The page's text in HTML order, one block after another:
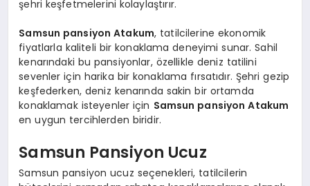
şehri keşfetmelerini kolaylaştırır.
Samsun pansiyon Atakum, tatilcilerine ekonomik
fiyatlarla kaliteli bir konaklama deneyimi sunar. Sahil
kenarındaki bu pansiyonlar, özellikle deniz tatilini
sevenler için harika bir konaklama fırsatıdır. Şehri gezip
keşfederken, deniz kenarında sakin bir ortamda
konaklamak isteyenler için Samsun pansiyon Atakum
en uygun tercihlerden biridir.
Samsun Pansiyon Ucuz
Samsun pansiyon ucuz seçenekleri, tatilcilerin